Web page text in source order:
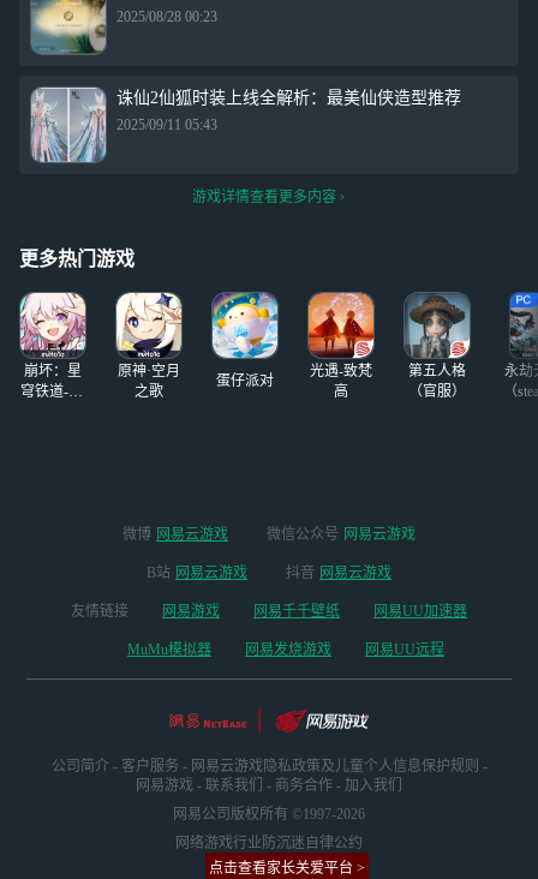
2025/08/28 00:23
诛仙2仙狐时装上线全解析：最美仙侠造型推荐
2025/09/11 05:43
游戏详情查看更多内容
更多热门游戏
崩坏：星
穹铁道-4.4
原神·空月
之歌
蛋仔派对
光遇-致梵
高
第五人格
（官服）
永劫
（
微博 网易云游戏 微信公众号 网易云游戏
B站 网易云游戏 抖音 网易云游戏
友情链接 网易游戏 网易千千壁纸 网易UU加速器
MuMu模拟器 网易发烧游戏 网易UU远程
公司简介 - 客户服务 - 网易云游戏隐私政策及儿童个人信息保护规则 -
网易游戏 - 联系我们 - 商务合作 - 加入我们
网易公司版权所有 ©1997-2026
网络游戏行业防沉迷自律公约
点击查看家长关爱平台 >